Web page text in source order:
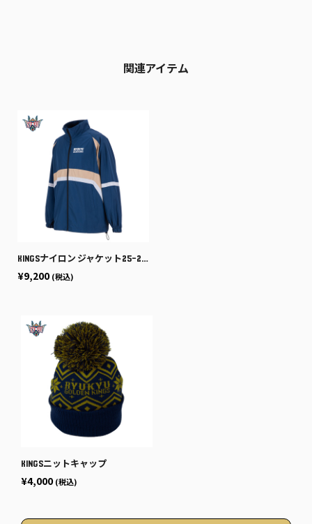
関連アイテム
KINGSナイロン ジャケット25-26 [BEI-NVY]
¥9,200 (税込)
KINGSニットキャップ
¥4,000 (税込)